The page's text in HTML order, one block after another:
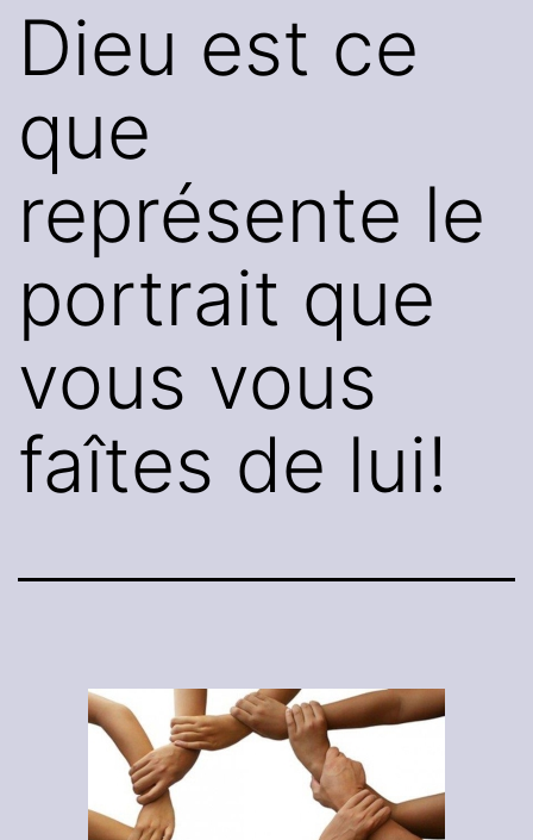
Dieu est ce
que
représente le
portrait que
vous vous
faîtes de lui!